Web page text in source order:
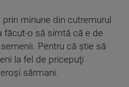
minune din cutremurul
făcut-o să simtă că e de
Pentru că ştie să
la fel de pricepuţi
sărmani.